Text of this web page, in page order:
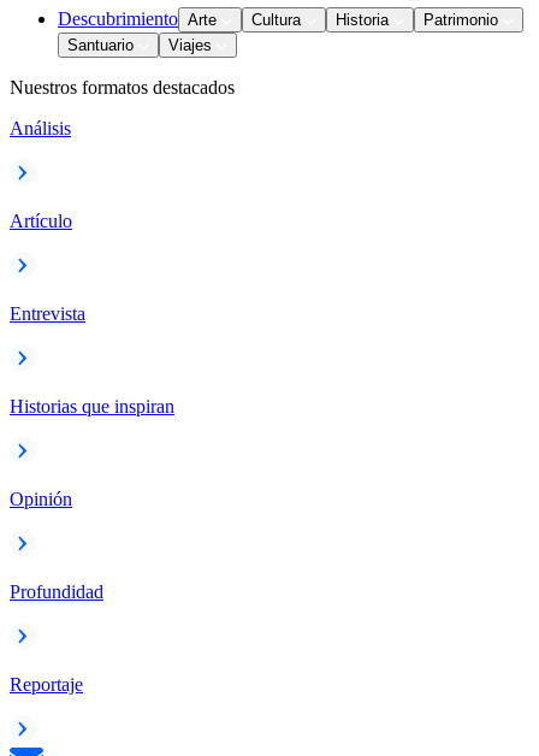
Descubrimiento Arte Cultura Historia
Patrimonio
Santuario
Viajes
Nuestros formatos destacados
Análisis
Artículo
Entrevista
Historias que inspiran
Opinión
Profundidad
Reportaje